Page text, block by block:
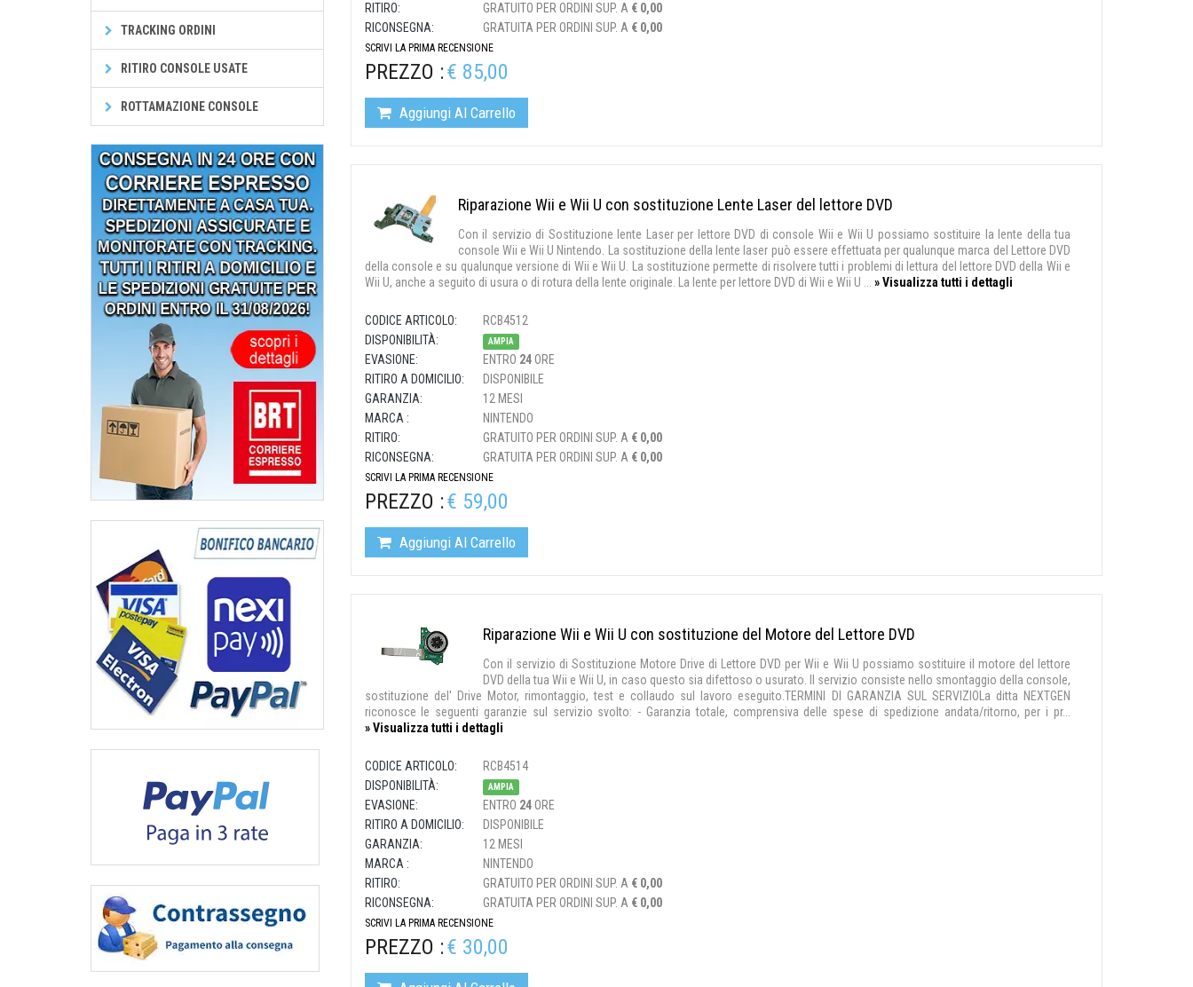
TRACKING ORDINI
RITIRO CONSOLE USATE
ROTTAMAZIONE CONSOLE
RITIRO:
GRATUITO PER ORDINI SUP. A € 0,00
RICONSEGNA:
GRATUITA PER ORDINI SUP. A € 0,00
SCRIVI LA PRIMA RECENSIONE
PREZZO :€ 85,00
Aggiungi Al Carrello
Riparazione Wii e Wii U con sostituzione Lente Laser del lettore DVD
Con il servizio di Sostituzione lente Laser per lettore DVD di console Wii e Wii U possiamo sostituire la lente della tua
console Wii e Wii U Nintendo. La sostituzione della lente laser può essere effettuata per qualunque marca del Lettore DVD
della console e su qualunque versione di Wii e Wii U. La sostituzione permette di risolvere tutti i problemi di lettura del lettore DVD della Wii e
Wii U, anche a seguito di usura o di rotura della lente originale. La lente per lettore DVD di Wii e Wii U ... » Visualizza tutti i dettagli
CODICE ARTICOLO:
RCB4512
DISPONIBILITÀ:
AMPIA
EVASIONE: ENTRO 24ORE
RITIRO A DOMICILIO:
DISPONIBILE
GARANZIA:
12 MESI
MARCA :
NINTENDO
RITIRO:
GRATUITO PER ORDINI SUP. A € 0,00
RICONSEGNA:
GRATUITA PER ORDINI SUP. A € 0,00
SCRIVI LA PRIMA RECENSIONE
PREZZO :€ 59,00
Aggiungi Al Carrello
Riparazione Wii e Wii U con sostituzione del Motore del Lettore DVD
Con il servizio di Sostituzione Motore Drive di Lettore DVD per Wii e Wii U possiamo sostituire il motore del lettore
DVD della tua Wii e Wii U, in caso questo sia difettoso o usurato. Il servizio consiste nello smontaggio della console,
sostituzione del' Drive Motor, rimontaggio, test e collaudo sul lavoro eseguito.TERMINI DI GARANZIA SUL SERVIZIOLa ditta NEXTGEN
riconosce le seguenti garanzie sul servizio svolto: - Garanzia totale, comprensiva delle spese di spedizione andata/ritorno, per i pr...
» Visualizza tutti i dettagli
CODICE ARTICOLO:
RCB4514
DISPONIBILITÀ:
AMPIA
EVASIONE: ENTRO 24ORE
RITIRO A DOMICILIO:
DISPONIBILE
GARANZIA:
12 MESI
MARCA :
NINTENDO
RITIRO:
GRATUITO PER ORDINI SUP. A € 0,00
RICONSEGNA:
GRATUITA PER ORDINI SUP. A € 0,00
SCRIVI LA PRIMA RECENSIONE
PREZZO :€ 30,00